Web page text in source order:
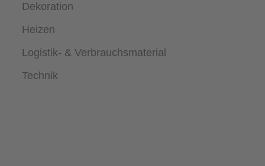
Dekoration
Heizen
Logistik- & Verbrauchsmaterial
Technik